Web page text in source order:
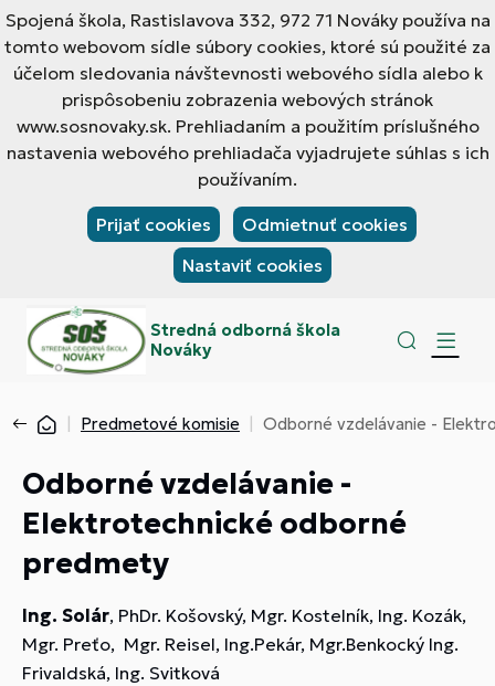
Spojená škola, Rastislavova 332, 972 71 Nováky používa na
tomto webovom sídle súbory cookies, ktoré sú použité za
účelom sledovania návštevnosti webového sídla alebo k
prispôsobeniu zobrazenia webových stránok
www.sosnovaky.sk. Prehliadaním a použitím príslušného
nastavenia webového prehliadača vyjadrujete súhlas s ich
používaním.
Prijať cookies
Odmietnuť cookies
Nastaviť cookies
Stredná odborná škola
Nováky
Predmetové komisie Odborné vzdelávanie -
Odborné vzdelávanie -
Elektrotechnické odborné
predmety
Ing. Solár, PhDr. Košovský, Mgr. Kostelník, Ing. Kozák,
Mgr. Preťo, Mgr. Reisel, Ing.Pekár, Mgr.Benkocký Ing.
Frivaldská, Ing. Svitková